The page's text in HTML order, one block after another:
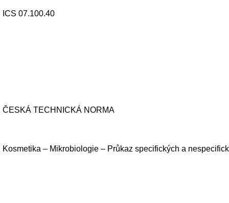
ICS 07.100.40
ČESKÁ TECHNICKÁ NORMA
Kosmetika – Mikrobiologie – Průkaz specifických a